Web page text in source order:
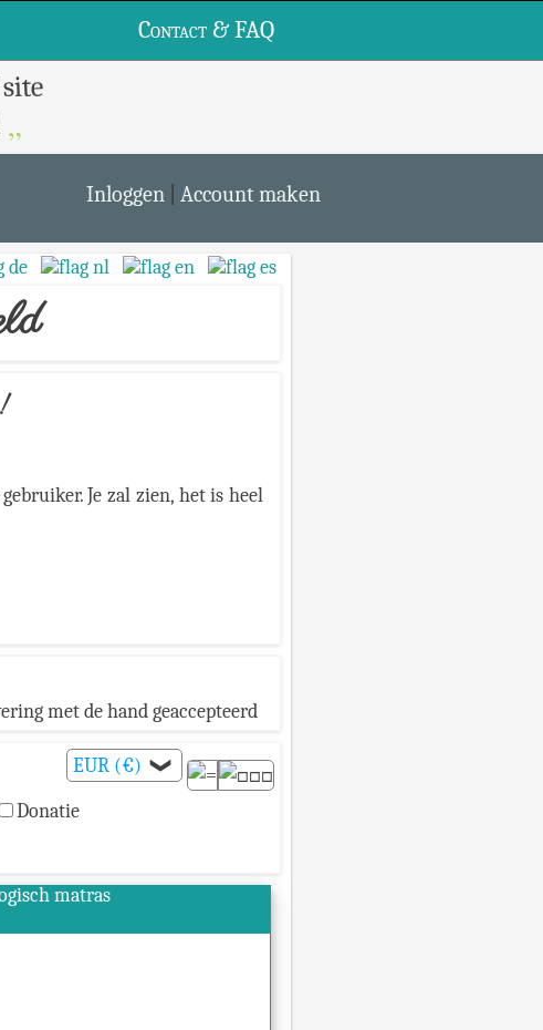
Contact & FAQ
„
Inloggen Account maken
!
Je zal zien, het is heel
met de hand geaccepteerd
EUR (€)❯
Donatie
matras